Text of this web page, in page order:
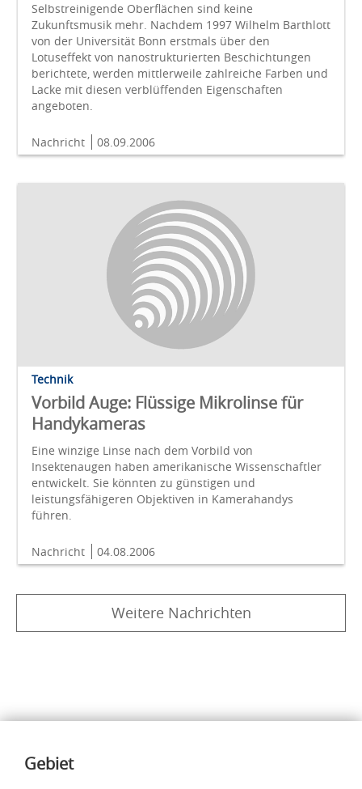
Selbstreinigende Oberflächen sind keine
Zukunftsmusik mehr. Nachdem 1997 Wilhelm Barthlott
von der Universität Bonn erstmals über den
Lotuseffekt von nanostrukturierten Beschichtungen
berichtete, werden mittlerweile zahlreiche Farben und
Lacke mit diesen verblüffenden Eigenschaften
angeboten.
Nachricht 08.09.2006
Technik
Vorbild Auge: Flüssige Mikrolinse für
Handykameras
Eine winzige Linse nach dem Vorbild von
Insektenaugen haben amerikanische Wissenschaftler
entwickelt. Sie könnten zu günstigen und
leistungsfähigeren Objektiven in Kamerahandys
führen.
Nachricht 04.08.2006
Weitere Nachrichten
Inhalte
Gebiet